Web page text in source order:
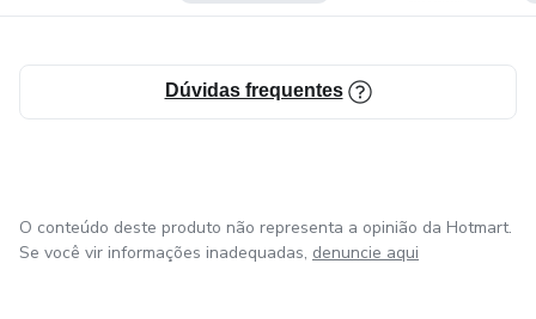
Dúvidas frequentes
O conteúdo deste produto não representa a opinião da Hotmart.
Se você vir informações inadequadas, denuncie aqui